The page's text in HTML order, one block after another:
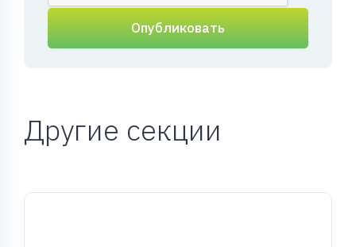
Опубликовать
Другие секции